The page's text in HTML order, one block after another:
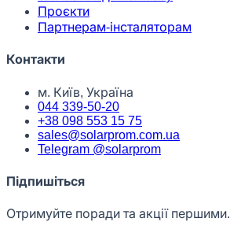
Проєкти
Партнерам-інсталяторам
Контакти
м. Київ, Україна
044 339-50-20
+38 098 553 15 75
sales@solarprom.com.ua
Telegram @solarprom
Підпишіться
Отримуйте поради та акції першими.